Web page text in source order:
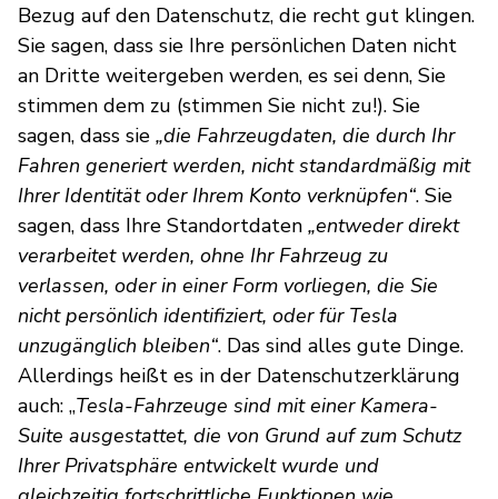
Bezug auf den Datenschutz, die recht gut klingen.
Sie sagen, dass sie Ihre persönlichen Daten nicht
an Dritte weitergeben werden, es sei denn, Sie
stimmen dem zu (stimmen Sie nicht zu!). Sie
sagen, dass sie „die Fahrzeugdaten, die durch Ihr
Fahren generiert werden, nicht standardmäßig mit
Ihrer Identität oder Ihrem Konto verknüpfen“. Sie
sagen, dass Ihre Standortdaten „entweder direkt
verarbeitet werden, ohne Ihr Fahrzeug zu
verlassen, oder in einer Form vorliegen, die Sie
nicht persönlich identifiziert, oder für Tesla
unzugänglich bleiben“. Das sind alles gute Dinge.
Allerdings heißt es in der Datenschutzerklärung
auch: „Tesla-Fahrzeuge sind mit einer Kamera-
Suite ausgestattet, die von Grund auf zum Schutz
Ihrer Privatsphäre entwickelt wurde und